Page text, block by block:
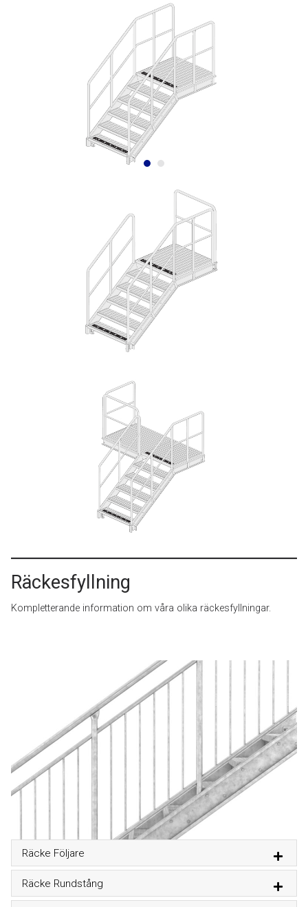
Räckesfyllning
Kompletterande information om våra olika räckesfyllningar.
Räcke Följare
Räcke Rundstång